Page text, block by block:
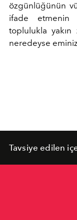
özgünlüğünün
ifade etmenin
toplulukla yakın
neredeyse
Tavsiye edilen